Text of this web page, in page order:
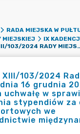
RADA MIEJSKA W
MIEJSKIEJ
IX
UCHWAŁA NR XIII/103/2024 RADY MIEJSKIEJ W PUŁTUSKU Z DNIA 16 GRUDNIA 2024 R. ZMIENIAJĄCA
XIII/103/2024
16 grudnia
uchwałę w
stypendiów za
we